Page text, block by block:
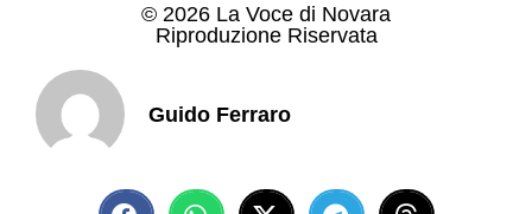
© 2026 La Voce di Novara
Riproduzione Riservata
Guido Ferraro